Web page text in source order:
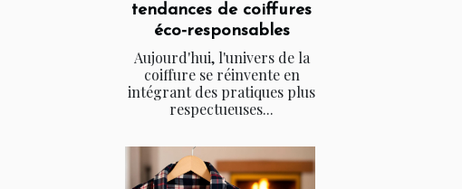
tendances de coiffures
éco-responsables
Aujourd'hui, l'univers de la
coiffure se réinvente en
intégrant des pratiques plus
respectueuses...